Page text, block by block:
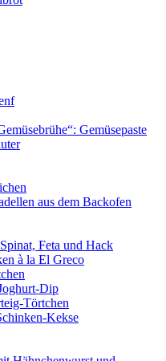
Gemüsepaste
aus dem Backofen
Feta und Hack
à la El Greco
Dip
Törtchen
Kekse